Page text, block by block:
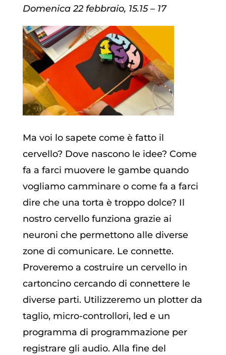
Domenica 22 febbraio, 15.15 – 17
Ma voi lo sapete come è fatto il
cervello? Dove nascono le idee? Come
fa a farci muovere le gambe quando
vogliamo camminare o come fa a farci
dire che una torta è troppo dolce? Il
nostro cervello funziona grazie ai
neuroni che permettono alle diverse
zone di comunicare. Le connette.
Proveremo a costruire un cervello in
cartoncino cercando di connettere le
diverse parti. Utilizzeremo un plotter da
taglio, micro-controllori, led e un
programma di programmazione per
registrare gli audio. Alla fine del